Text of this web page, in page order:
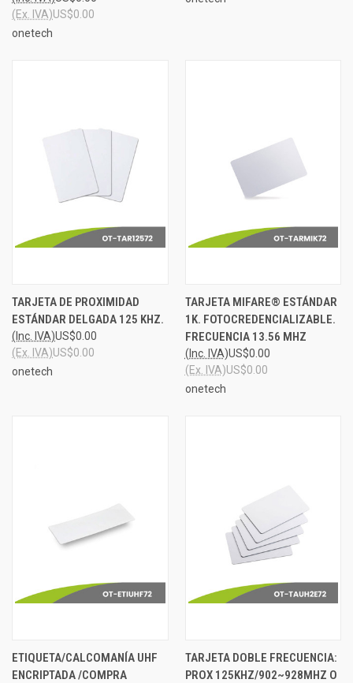
US$0.00
(Ex. IVA)
onetech
TARJETA DE PROXIMIDAD
ESTÁNDAR DELGADA 125 KHZ.
US$0.00
(Inc. IVA)
US$0.00
(Ex. IVA)
onetech
TARJETA MIFARE® ESTÁNDAR
1K. FOTOCREDENCIALIZABLE.
FRECUENCIA 13.56 MHZ
US$0.00
(Inc. IVA)
US$0.00
(Ex. IVA)
onetech
ETIQUETA/CALCOMANÍA UHF
ENCRIPTADA /COMPRA
TARJETA DOBLE FRECUENCIA:
PROX 125KHZ/902~928MHZ O